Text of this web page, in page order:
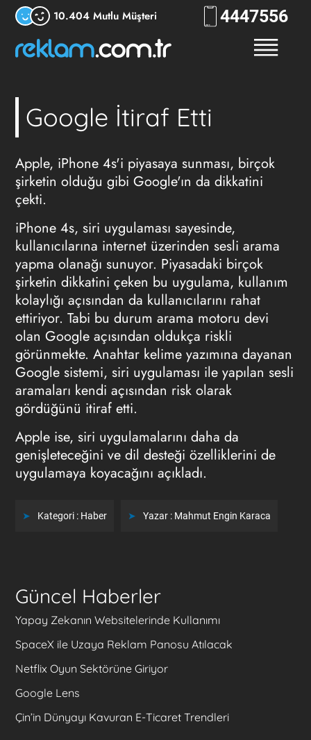
10.404 Mutlu Müşteri 4447556
Google İtiraf Etti
Apple, iPhone 4s'i piyasaya sunması, birçok
şirketin olduğu gibi Google'ın da dikkatini
çekti.
iPhone 4s, siri uygulaması sayesinde,
kullanıcılarına internet üzerinden sesli arama
yapma olanağı sunuyor. Piyasadaki birçok
şirketin dikkatini çeken bu uygulama, kullanım
kolaylığı açısından da kullanıcılarını rahat
ettiriyor. Tabi bu durum arama motoru devi
olan Google açısından oldukça riskli
görünmekte. Anahtar kelime yazımına dayanan
Google sistemi, siri uygulaması ile yapılan sesli
aramaları kendi açısından risk olarak
gördüğünü itiraf etti.
Apple ise, siri uygulamalarını daha da
genişleteceğini ve dil desteği özelliklerini de
uygulamaya koyacağını açıkladı.
Kategori : Haber Yazar : Mahmut Engin Karaca
Güncel Haberler
Yapay Zekanın Websitelerinde Kullanımı
SpaceX ile Uzaya Reklam Panosu Atılacak
Netflix Oyun Sektörüne Giriyor
Google Lens
Çin’in Dünyayı Kavuran E-Ticaret Trendleri